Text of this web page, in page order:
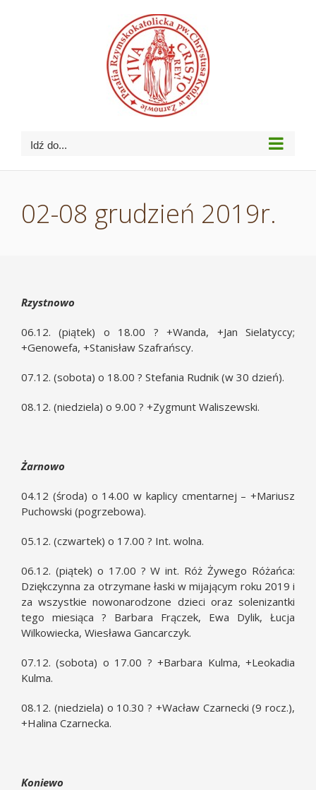
Idź do...
02-08 grudzień 2019r.
Rzystnowo
06.12. (piątek) o 18.00 ? +Wanda, +Jan Sielatyccy;
+Genowefa, +Stanisław Szafrańscy.
07.12. (sobota) o 18.00 ? Stefania Rudnik (w 30 dzień).
08.12. (niedziela) o 9.00 ? +Zygmunt Waliszewski.
Żarnowo
04.12 (środa) o 14.00 w kaplicy cmentarnej – +Mariusz
Puchowski (pogrzebowa).
05.12. (czwartek) o 17.00 ? Int. wolna.
06.12. (piątek) o 17.00 ? W int. Róż Żywego Różańca:
Dziękczynna za otrzymane łaski w mijającym roku 2019 i
za wszystkie nowonarodzone dzieci oraz solenizantki
tego miesiąca ? Barbara Frączek, Ewa Dylik, Łucja
Wilkowiecka, Wiesława Gancarczyk.
07.12. (sobota) o 17.00 ? +Barbara Kulma, +Leokadia
Kulma.
08.12. (niedziela) o 10.30 ? +Wacław Czarnecki (9 rocz.),
+Halina Czarnecka.
Koniewo